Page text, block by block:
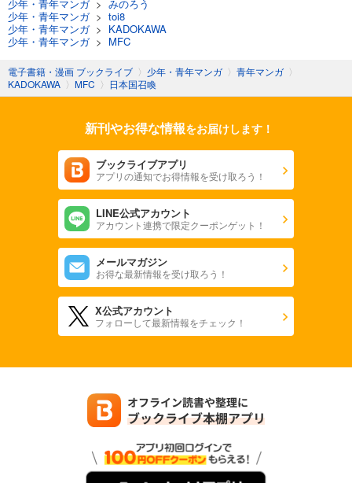
少年・青年マンガ> みのろう
少年・青年マンガ> toi8
少年・青年マンガ> KADOKAWA
少年・青年マンガ> MFC
電子書籍・漫画 ブックライブ 〉 少年・青年マンガ 〉 青年マンガ 〉
KADOKAWA 〉 MFC 〉 日本国召喚
新刊やお得な情報をお届けします！
ブックライブアプリ
アプリの通知でお得情報を受け取ろう！
LINE公式アカウント
アカウント連携で限定クーポンゲット！
メールマガジン
お得な最新情報を受け取ろう！
X公式アカウント
フォローして最新情報をチェック！